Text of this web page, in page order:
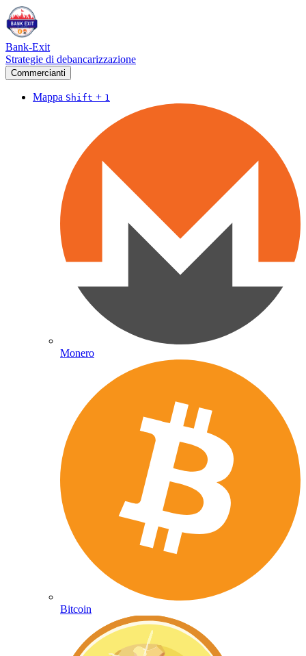
Bank-Exit
Strategie di debancarizzazione
Commercianti
Mappa Shift + 1
Monero
Bitcoin